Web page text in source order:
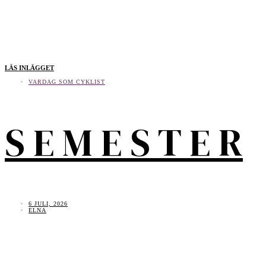
LÄS INLÄGGET
VARDAG SOM CYKLIST
S E M E S T E R
6 JULI, 2026
ELNA